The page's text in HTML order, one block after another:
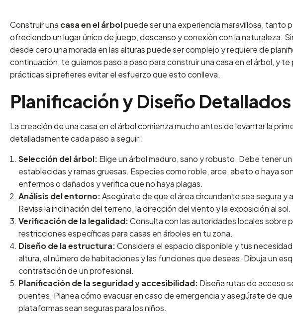
Construir una casa en el árbolpuede ser una experiencia maravillosa, tanto
ofreciendo un lugar único de juego, descanso y conexión con la naturaleza.
desde cero una morada en las alturas puede ser complejo y requiere de
continuación, te guiamos paso a paso para construir una casa en el árbol, y
prácticas si prefieres evitar el esfuerzo que esto conlleva.
Planificación y Diseño Detallados
La creación de una casa en el árbol comienza mucho antes de levantar la
detalladamente cada paso a seguir:
Selección del árbol: Elige un árbol maduro, sano y robusto. Debe tener
establecidas y ramas gruesas. Especies como roble, arce, abeto o haya
enfermos o dañados y verifica que no haya plagas.
Análisis del entorno:Asegúrate de que el área circundante sea segura y
Revisa la inclinación del terreno, la dirección del viento y la exposición al sol.
Verificación de la legalidad:Consulta con las autoridades locales sobre
restricciones específicas para casas en árboles en tu zona.
Diseño de la estructura:Considera el espacio disponible y tus
altura, el número de habitaciones y las funciones que deseas. Dibuja un
contratación de un profesional.
Planificación de la seguridad y accesibilidad: Diseña rutas de acceso
puentes. Planea cómo evacuar en caso de emergencia y asegúrate de que
plataformas sean seguras para los niños.